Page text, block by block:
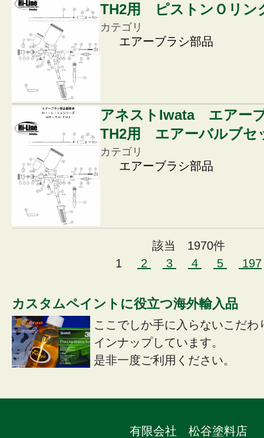
TH2用 ピストンＯリン
カテゴリ
エアーブラシ部品
アネストIwata エアー
TH2用 エアーバルブセ
カテゴリ
エアーブラシ部品
該当 1970件
1
2 3 4 5 197
カスタムペイントに役立つ海外輸入品
ここでしか手に入らないこだわ
インナップしています。
是非一度ご利用ください。
有限会社 松谷塗料店